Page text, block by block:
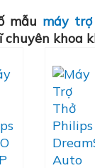
mẫu máy
chuyên khoa